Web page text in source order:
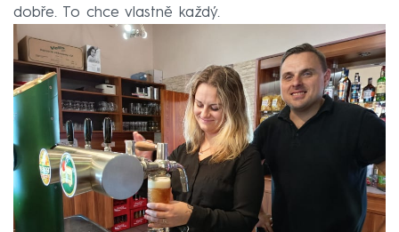
dobře. To chce vlastně každý.